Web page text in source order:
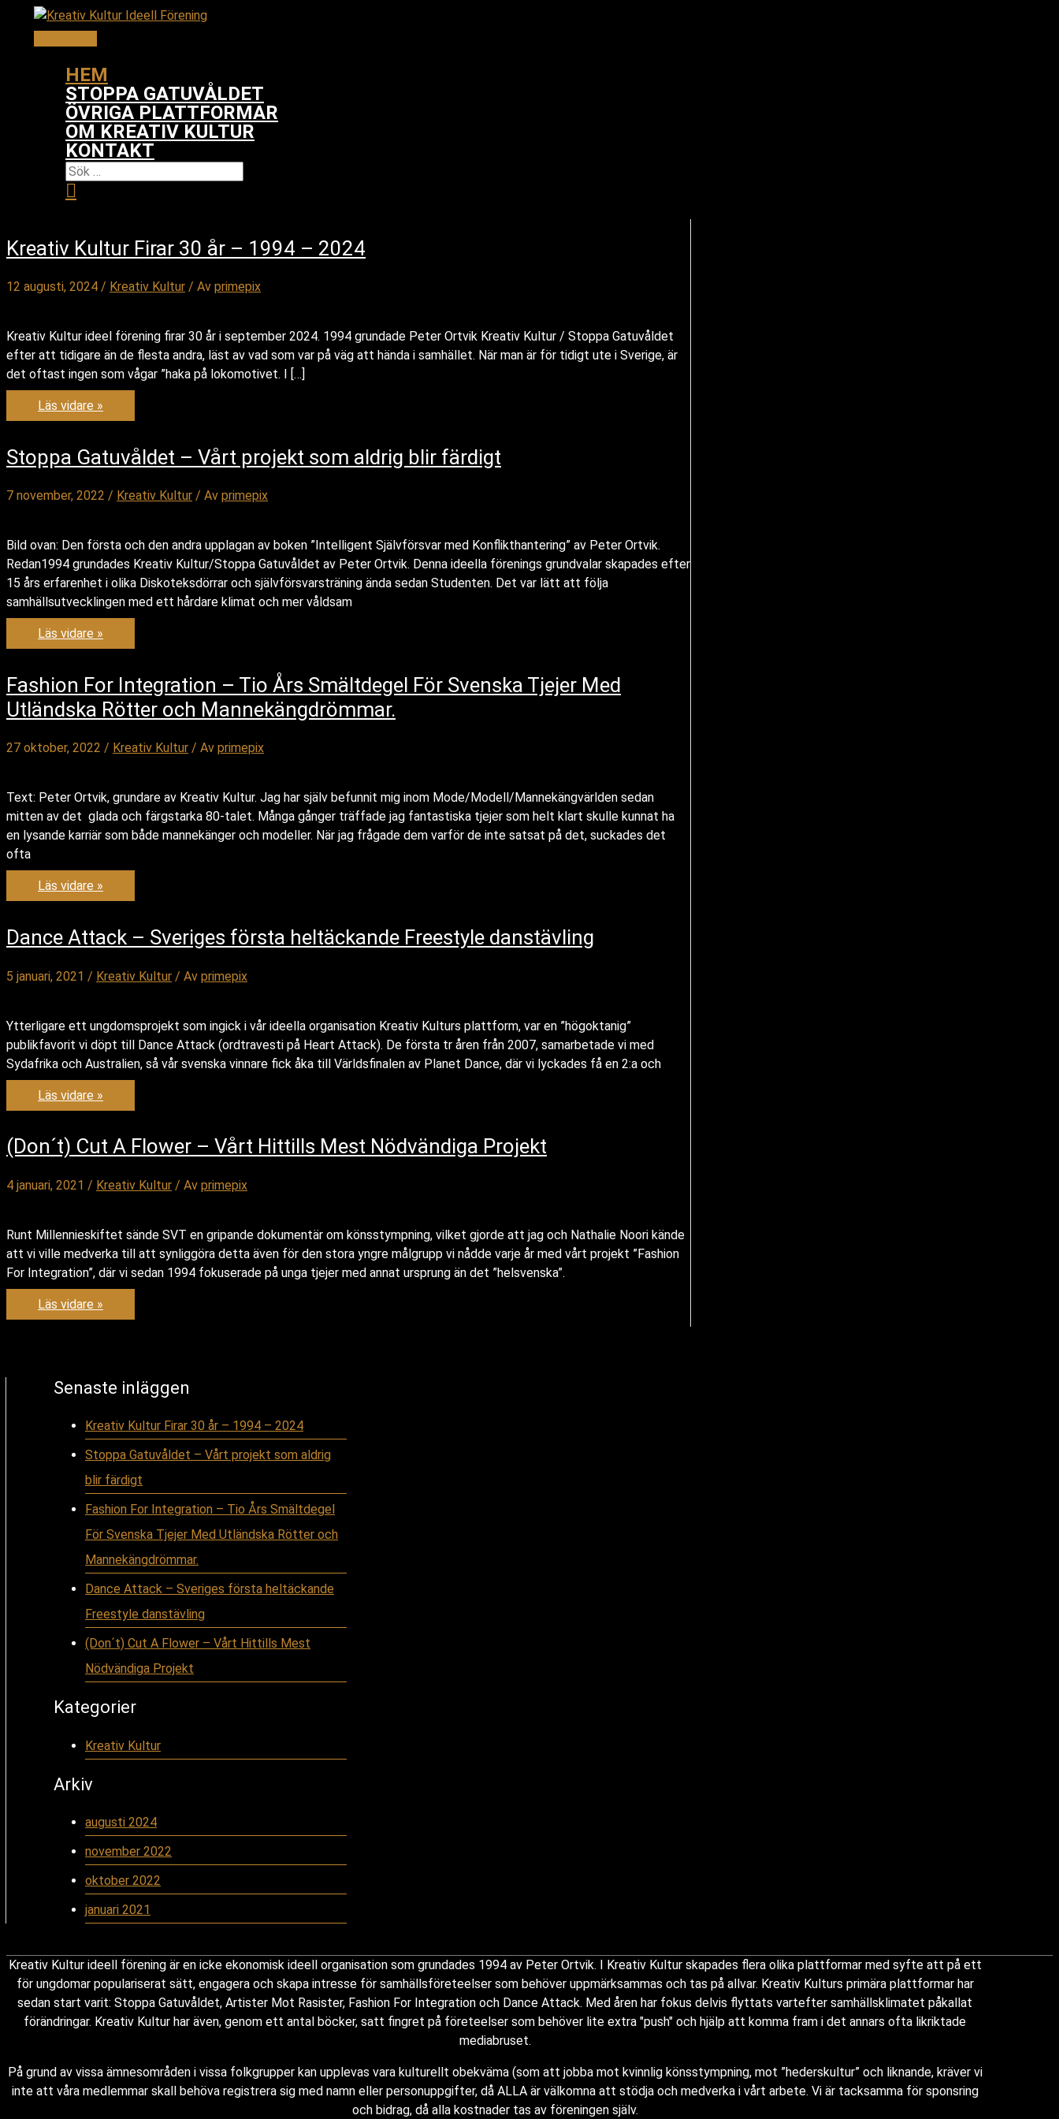
Hoppa
Huvudmeny
HEM
STOPPA GATUVÅLDET
ÖVRIGA PLATTFORMAR
OM KREATIV KULTUR
KONTAKT
SÖK
EFTER:
Kreativ Kultur Firar 30 år – 1994 – 2024
12 augusti, 2024 / Kreativ Kultur / Av primepix
Kreativ Kultur ideel förening firar 30 år i september 2024. 1994 grundade Peter Ortvik Kreativ Kultur / Stoppa Gatuvåldet
efter att tidigare än de flesta andra, läst av vad som var på väg att hända i samhället. När man är för tidigt ute i Sverige, är
det oftast ingen som vågar ”haka på lokomotivet. I […]
Kreativ
Kultur
år
–
–
2024
Läs vidare »
Stoppa Gatuvåldet – Vårt projekt som aldrig blir färdigt
7 november, 2022 / Kreativ Kultur / Av primepix
Bild ovan: Den första och den andra upplagan av boken ”Intelligent Självförsvar med Konflikthantering” av Peter Ortvik.
Redan1994 grundades Kreativ Kultur/Stoppa Gatuvåldet av Peter Ortvik. Denna ideella förenings grundvalar skapades efter
15 års erfarenhet i olika Diskoteksdörrar och självförsvarsträning ända sedan Studenten. Det var lätt att följa
samhällsutvecklingen med ett hårdare klimat och mer våldsam
Stoppa
Gatuvåldet
projekt
som
aldrig
blir
Läs vidare »
Fashion For Integration – Tio Års Smältdegel För Svenska Tjejer Med
Utländska Rötter och Mannekängdrömmar.
27 oktober, 2022 / Kreativ Kultur / Av primepix
Text: Peter Ortvik, grundare av Kreativ Kultur. Jag har själv befunnit mig inom Mode/Modell/Mannekängvärlden sedan
mitten av det glada och färgstarka 80-talet. Många gånger träffade jag fantastiska tjejer som helt klart skulle kunnat ha
en lysande karriär som både mannekänger och modeller. När jag frågade dem varför de inte satsat på det, suckades det
ofta
Fashion
For
Tio
Års
För
Svenska
Utländska
Rötter
och
Mannekängdrömmar.
Läs vidare »
Dance Attack – Sveriges första heltäckande Freestyle danstävling
5 januari, 2021 / Kreativ Kultur / Av primepix
Ytterligare ett ungdomsprojekt som ingick i vår ideella organisation Kreativ Kulturs plattform, var en ”högoktanig”
publikfavorit vi döpt till Dance Attack (ordtravesti på Heart Attack). De första tr åren från 2007, samarbetade vi med
Sydafrika och Australien, så vår svenska vinnare fick åka till Världsfinalen av Planet Dance, där vi lyckades få en 2:a och
Dance
Attack
första
heltäckande
danstävling
Läs vidare »
(Don´t) Cut A Flower – Vårt Hittills Mest Nödvändiga Projekt
4 januari, 2021 / Kreativ Kultur / Av primepix
Runt Millennieskiftet sände SVT en gripande dokumentär om könsstympning, vilket gjorde att jag och Nathalie Noori kände
att vi ville medverka till att synliggöra detta även för den stora yngre målgrupp vi nådde varje år med vårt projekt ”Fashion
For Integration”, där vi sedan 1994 fokuserade på unga tjejer med annat ursprung än det ”helsvenska”.
(Don
´t)
Hittills
Projekt
Läs vidare »
Senaste inläggen
Kreativ Kultur Firar 30 år – 1994 – 2024
Stoppa Gatuvåldet – Vårt projekt som aldrig
blir färdigt
Fashion For Integration – Tio Års Smältdegel
För Svenska Tjejer Med Utländska Rötter och
Mannekängdrömmar.
Dance Attack – Sveriges första heltäckande
Freestyle danstävling
(Don´t) Cut A Flower – Vårt Hittills Mest
Nödvändiga Projekt
Kategorier
Kreativ Kultur
Arkiv
augusti 2024
november 2022
oktober 2022
januari 2021
Kreativ Kultur ideell förening är en icke ekonomisk ideell organisation som grundades 1994 av Peter Ortvik. I Kreativ Kultur skapades flera olika plattformar med syfte att på ett
för ungdomar populariserat sätt, engagera och skapa intresse för samhällsföreteelser som behöver uppmärksammas och tas på allvar. Kreativ Kulturs primära plattformar har
sedan start varit: Stoppa Gatuvåldet, Artister Mot Rasister, Fashion For Integration och Dance Attack. Med åren har fokus delvis flyttats vartefter samhällsklimatet påkallat
förändringar. Kreativ Kultur har även, genom ett antal böcker, satt fingret på företeelser som behöver lite extra "push" och hjälp att komma fram i det annars ofta likriktade
mediabruset.
På grund av vissa ämnesområden i vissa folkgrupper kan upplevas vara kulturellt obekväma (som att jobba mot kvinnlig könsstympning, mot ”hederskultur” och liknande, kräver vi
inte att våra medlemmar skall behöva registrera sig med namn eller personuppgifter, då ALLA är välkomna att stödja och medverka i vårt arbete. Vi är tacksamma för sponsring
och bidrag, då alla kostnader tas av föreningen själv.